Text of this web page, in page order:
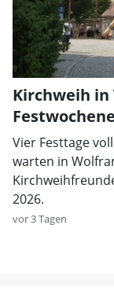
Kirchweih in
Vier Festtage
warten in
2026.
vor 3 Tagen